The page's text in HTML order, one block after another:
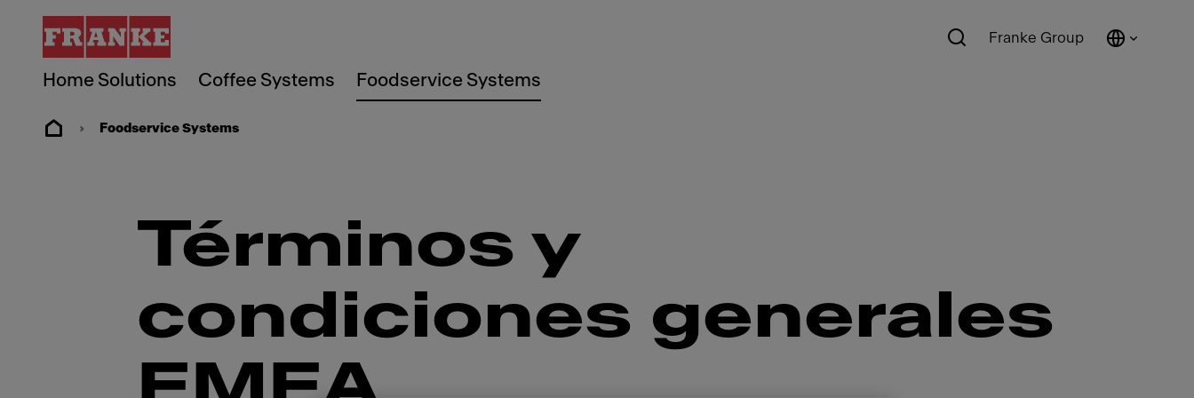
Home Solutions Coffee Systems Foodservice Systems
Franke Group
Foodservice Systems
Términos y
condiciones generales